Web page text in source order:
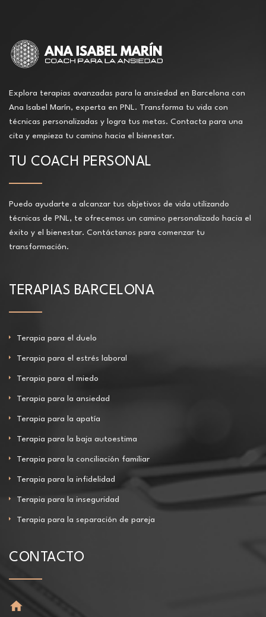
Explora terapias avanzadas para la ansiedad en Barcelona con
Ana Isabel Marín, experta en PNL. Transforma tu vida con
técnicas personalizadas y logra tus metas. Contacta para una
cita y empieza tu camino hacia el bienestar.
TU COACH PERSONAL
Puedo ayudarte a alcanzar tus objetivos de vida utilizando
técnicas de PNL, te ofrecemos un camino personalizado hacia el
éxito y el bienestar. Contáctanos para comenzar tu
transformación.
TERAPIAS BARCELONA
Terapia para el duelo
Terapia para el estrés laboral
Terapia para el miedo
Terapia para la ansiedad
Terapia para la apatía
Terapia para la baja autoestima
Terapia para la conciliación familiar
Terapia para la infidelidad
Terapia para la inseguridad
Terapia para la separación de pareja
CONTACTO